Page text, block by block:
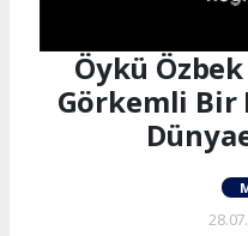
Öykü
Görkemli Bir